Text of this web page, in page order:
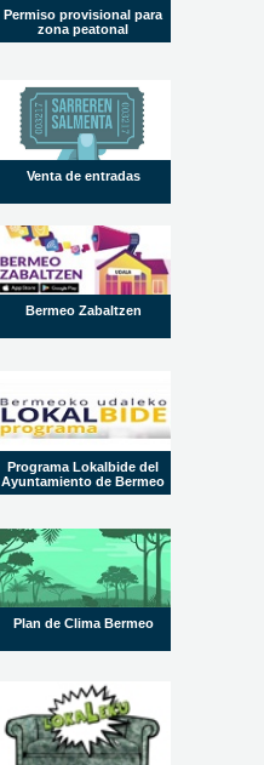
Permiso provisional para
zona peatonal
Venta de entradas
Bermeo Zabaltzen
Programa Lokalbide del
Ayuntamiento de Bermeo
Plan de Clima Bermeo